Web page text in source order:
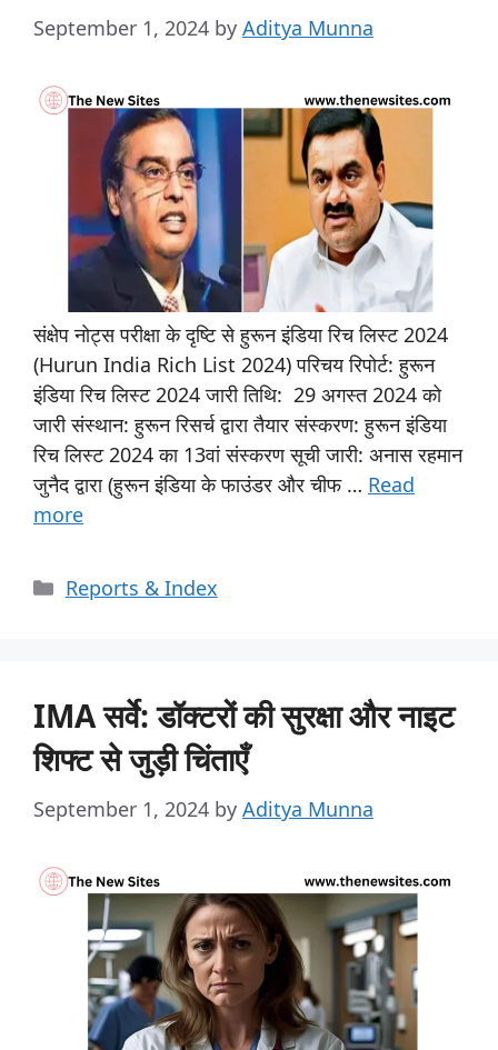
September 1, 2024 by Aditya Munna
संक्षेप नोट्स परीक्षा के दृष्टि से हुरून इंडिया रिच लिस्ट 2024
(Hurun India Rich List 2024) परिचय रिपोर्ट: हुरून
इंडिया रिच लिस्ट 2024 जारी तिथि: 29 अगस्त 2024 को
जारी संस्थान: हुरून रिसर्च द्वारा तैयार संस्करण: हुरून इंडिया
रिच लिस्ट 2024 का 13वां संस्करण सूची जारी: अनास रहमान
जुनैद द्वारा (हुरून इंडिया के फाउंडर और चीफ … Read
more
Reports & Index
IMA सर्वे: डॉक्टरों की सुरक्षा और नाइट
शिफ्ट से जुड़ी चिंताएँ
September 1, 2024 by Aditya Munna